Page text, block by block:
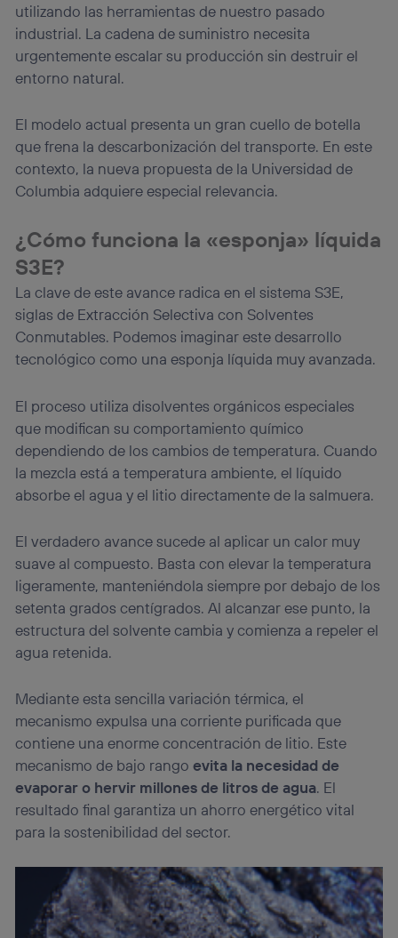
utilizando las herramientas de nuestro pasado
industrial. La cadena de suministro necesita
urgentemente escalar su producción sin destruir el
entorno natural.
El modelo actual presenta un gran cuello de botella
que frena la descarbonización del transporte. En este
contexto, la nueva propuesta de la Universidad de
Columbia adquiere especial relevancia.
¿Cómo funciona la «esponja» líquida
S3E?
La clave de este avance radica en el sistema S3E,
siglas de Extracción Selectiva con Solventes
Conmutables. Podemos imaginar este desarrollo
tecnológico como una esponja líquida muy avanzada.
El proceso utiliza disolventes orgánicos especiales
que modifican su comportamiento químico
dependiendo de los cambios de temperatura. Cuando
la mezcla está a temperatura ambiente, el líquido
absorbe el agua y el litio directamente de la salmuera.
El verdadero avance sucede al aplicar un calor muy
suave al compuesto. Basta con elevar la temperatura
ligeramente, manteniéndola siempre por debajo de los
setenta grados centígrados. Al alcanzar ese punto, la
estructura del solvente cambia y comienza a repeler el
agua retenida.
Mediante esta sencilla variación térmica, el
mecanismo expulsa una corriente purificada que
contiene una enorme concentración de litio. Este
mecanismo de bajo rangoevita la necesidad de
evaporar o hervir millones de litros de agua. El
resultado final garantiza un ahorro energético vital
para la sostenibilidad del sector.